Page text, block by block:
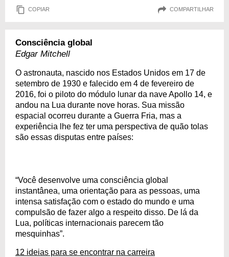
COPIAR COMPARTILHAR
Consciência global
Edgar Mitchell
O astronauta, nascido nos Estados Unidos em 17 de
setembro de 1930 e falecido em 4 de fevereiro de
2016, foi o piloto do módulo lunar da nave Apollo 14, e
andou na Lua durante nove horas. Sua missão
espacial ocorreu durante a Guerra Fria, mas a
experiência lhe fez ter uma perspectiva de quão tolas
são essas disputas entre países:
“Você desenvolve uma consciência global
instantânea, uma orientação para as pessoas, uma
intensa satisfação com o estado do mundo e uma
compulsão de fazer algo a respeito disso. De lá da
Lua, políticas internacionais parecem tão
mesquinhas”.
12 ideias para se encontrar na carreira